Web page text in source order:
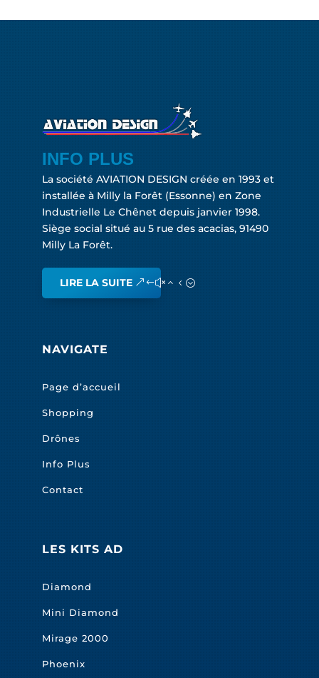
INFO PLUS
La société AVIATION DESIGN créée en 1993 et
installée à Milly la Forêt (Essonne) en Zone
Industrielle Le Chênet depuis janvier 1998.
Siège social situé au 5 rue des acacias, 91490
Milly La Forêt.
LIRE LA SUITE
NAVIGATE
Page d’accueil
Shopping
Drônes
Info Plus
Contact
LES KITS AD
Diamond
Mini Diamond
Mirage 2000
Phoenix